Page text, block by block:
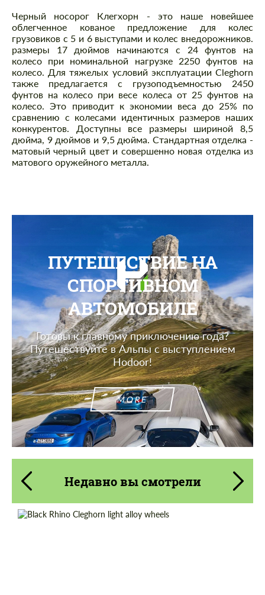
Описание
Черный носорог Клегхорн - это наше новейшее
облегченное кованое предложение для колес
грузовиков с 5 и 6 выступами и колес внедорожников.
размеры 17 дюймов начинаются с 24 фунтов на
колесо при номинальной нагрузке 2250 фунтов на
колесо. Для тяжелых условий эксплуатации Cleghorn
также предлагается с грузоподъемностью 2450
фунтов на колесо при весе колеса от 25 фунтов на
колесо. Это приводит к экономии веса до 25% по
сравнению с колесами идентичных размеров наших
конкурентов. Доступны все размеры шириной 8,5
дюйма, 9 дюймов и 9,5 дюйма. Стандартная отделка -
матовый черный цвет и совершенно новая отделка из
матового оружейного металла.
ПУТЕШЕСТВИЕ НА
СПОРТИВНОМ
АВТОМОБИЛЕ
Готовы к главному приключению года?
Путешествуйте в Альпы с выступлением
Hodoor!
MORE
Недавно вы смотрели